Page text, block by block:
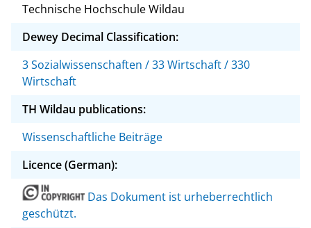
Technische Hochschule Wildau
Dewey Decimal Classification:
3 Sozialwissenschaften / 33 Wirtschaft / 330
Wirtschaft
TH Wildau publications:
Wissenschaftliche Beiträge
Licence (German):
Das Dokument ist urheberrechtlich
geschützt.